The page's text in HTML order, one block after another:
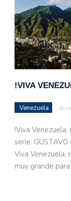
!VIVA
Venezuela
!Viva
serie:
Viva Venezuela,
muy grande